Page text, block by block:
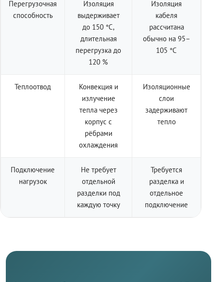
Перегрузочная
способность
Изоляция
выдерживает
до 150 °C,
длительная
перегрузка до
120 %
Изоляция
кабеля
рассчитана
обычно на 95–
105 °C
Теплоотвод
Конвекция и
излучение
тепла через
корпус с
рёбрами
охлаждения
Изоляционные
слои
задерживают
тепло
Подключение
нагрузок
Не требует
отдельной
разделки под
каждую точку
Требуется
разделка и
отдельное
подключение